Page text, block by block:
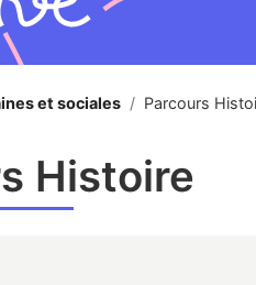
et sociales / Parcours
Histoire